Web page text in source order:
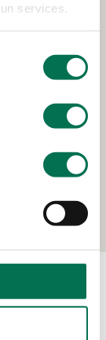
services.